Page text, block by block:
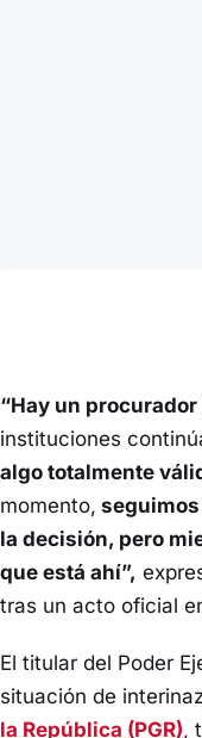
“Hay un
instituciones
algo totalmente
momento,
la decisión, pero
que está ahí”,
tras un acto oficial
El titular del Poder
situación de
la República (PGR),